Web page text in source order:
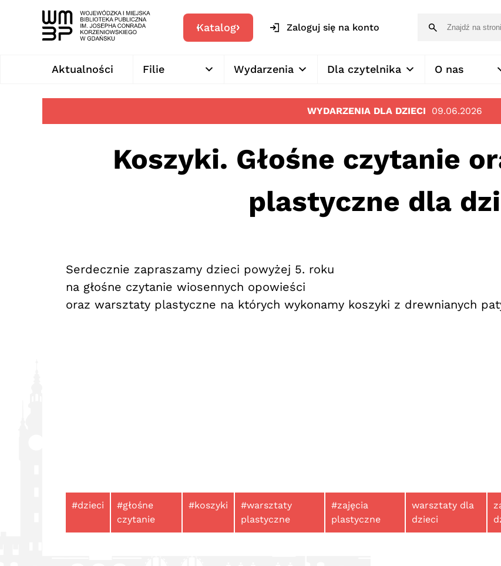
Katalog Zaloguj się na konto
Aktualności Filie Wydarzenia Dla czytelnika O nas
WYDARZENIA DLA DZIECI 09.06.2026
Koszyki. Głośne czytanie
plastyczne dla
Serdecznie zapraszamy dzieci powyżej 5. roku
na głośne czytanie wiosennych opowieści
oraz warsztaty plastyczne na których wykonamy koszyki z drewnianych
#dzieci
#głośne
czytanie
#koszyki
#warsztaty
plastyczne
#zajęcia
plastyczne
warsztaty dla
dzieci